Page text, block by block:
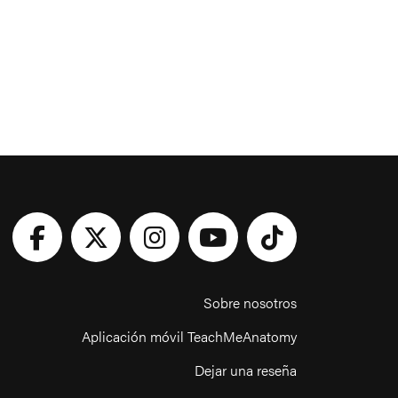
Sobre nosotros
Aplicación móvil TeachMeAnatomy
Dejar una reseña